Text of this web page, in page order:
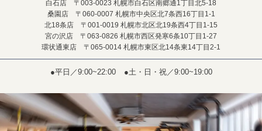
白石店 〒003-0023 札幌市白石区南郷通1丁目北5-18
桑園店 〒060-0007 札幌市中央区北7条西16丁目1-1
北18条店 〒001-0019 札幌市北区北19条西4丁目1-15
宮の沢店 〒063-0826 札幌市西区発寒6条10丁目1-27
環状通東店 〒065-0014 札幌市東区北14条東14丁目2-1
●平日／9:00~22:00 ●土・日・祝／9:00~19:00